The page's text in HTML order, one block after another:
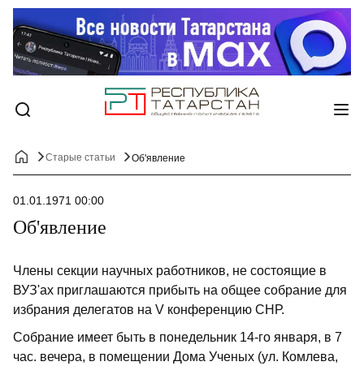
Старые статьи Об'явление
01.01.1971 00:00
Об'явление
Члены секции научных работников, не состоящие в
ВУЗ'ах приглашаются прибыть на общее собрание для
избрания делегатов на V конференцию СНР.
Собрание имеет быть в понедельник 14-го января, в 7
час. вечера, в помещении Дома Ученых (ул. Комлева,